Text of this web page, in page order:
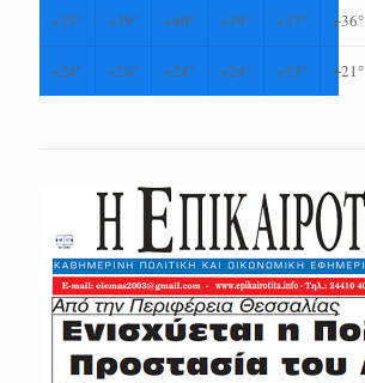
+35° +39° +40° +39° +37° +36°
+24° +24° +24° +24° +23° +21°